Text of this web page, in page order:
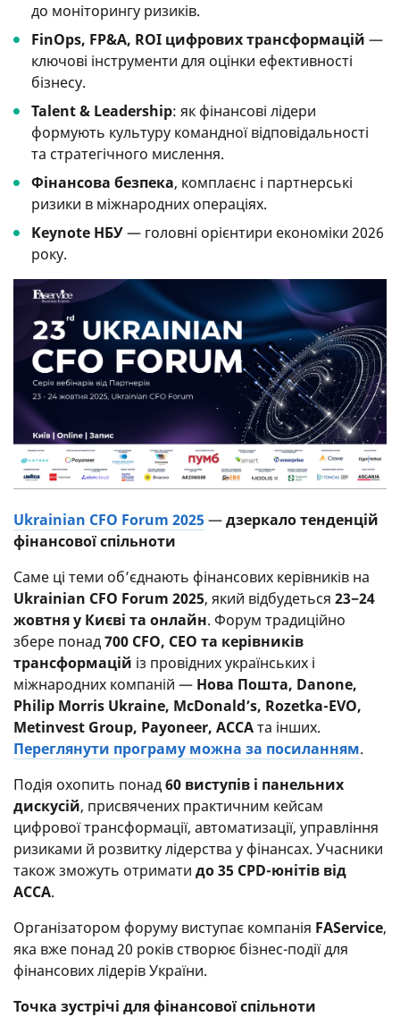
до моніторингу ризиків.
FinOps, FP&A, ROI цифрових трансформацій —
ключові інструменти для оцінки ефективності
бізнесу.
Talent & Leadership: як фінансові лідери
формують культуру командної відповідальності
та стратегічного мислення.
Фінансова безпека, комплаєнс і партнерські
ризики в міжнародних операціях.
Keynote НБУ— головні орієнтири економіки 2026
року.
Ukrainian CFO Forum 2025—дзеркало тенденцій
фінансової спільноти
Саме ці теми об’єднають фінансових керівників на
Ukrainian CFO Forum 2025, який відбудеться 23−24
жовтня у Києві та онлайн. Форум традиційно
збере понад700 CFO, CEO та керівників
трансформацій із провідних українських і
міжнародних компаній — Нова Пошта, Danone,
Philip Morris Ukraine, McDonald’s, Rozetka-EVO,
Metinvest Group, Payoneer, ACCAта інших.
Переглянути програму можна за посиланням.
Подія охопить понад60 виступів і панельних
дискусій, присвячених практичним кейсам
цифрової трансформації, автоматизації, управління
ризиками й розвитку лідерства у фінансах. Учасники
також зможуть отримати до 35 CPD-юнітів від
ACCA.
Організатором форуму виступає компанія FAService,
яка вже понад 20 років створює бізнес-події для
фінансових лідерів України.
Точка зустрічі для фінансової спільноти